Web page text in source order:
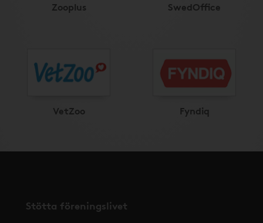
Zooplus SwedOffice
VetZoo Fyndiq
Stötta föreningslivet